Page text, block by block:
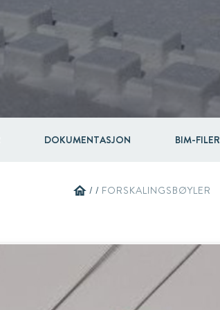
Circular
Automotive & Components
RAW
Acquisitions & investments
DOKUMENTASJON BIM-FILER
home / / FORSKALINGSBØYLER